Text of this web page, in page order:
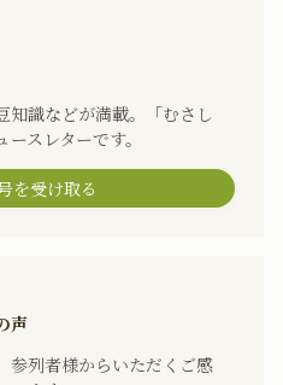
知識などが満載。「むさし
スレターです。
を受け取る
声
参列者様からいただくご感